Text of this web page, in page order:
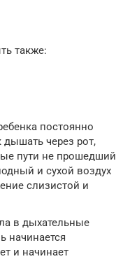
также:
постоянно
через рот,
пути не прошедший
и сухой воздух
слизистой и
в дыхательные
начинается
и начинает